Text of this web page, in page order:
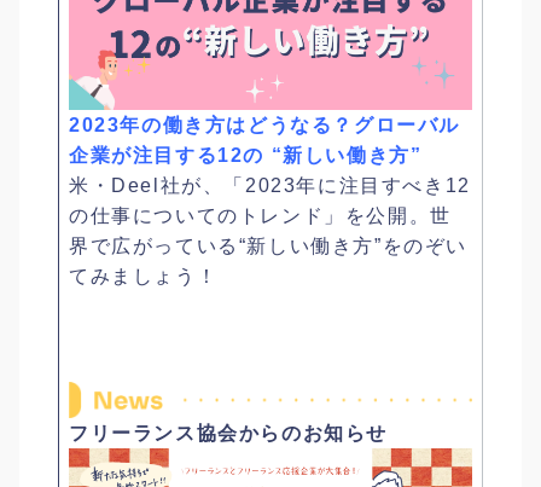
2023年の働き方はどうなる？グローバル
企業が注目する12の “新しい働き方”
米・Deel社が、「2023年に注目すべき12
の仕事についてのトレンド」を公開。世
界で広がっている“新しい働き方”をのぞい
てみましょう！
フリーランス協会からのお知らせ